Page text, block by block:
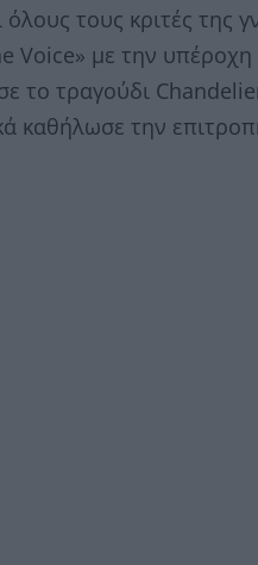
όλους τους κριτές της
Voice» με την
το τραγούδι
καθήλωσε την